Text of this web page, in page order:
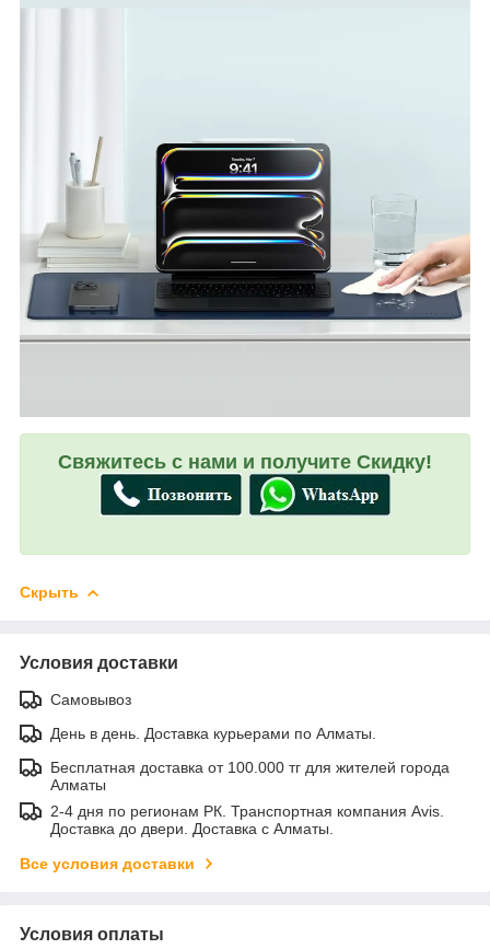
Свяжитесь с нами и получите Скидку!
Скрыть
Условия доставки
Самовывоз
День в день. Доставка курьерами по Алматы.
Бесплатная доставка от 100.000 тг для жителей города
Алматы
2-4 дня по регионам РК. Транспортная компания Avis.
Доставка до двери. Доставка с Алматы.
Все условия доставки
Условия оплаты